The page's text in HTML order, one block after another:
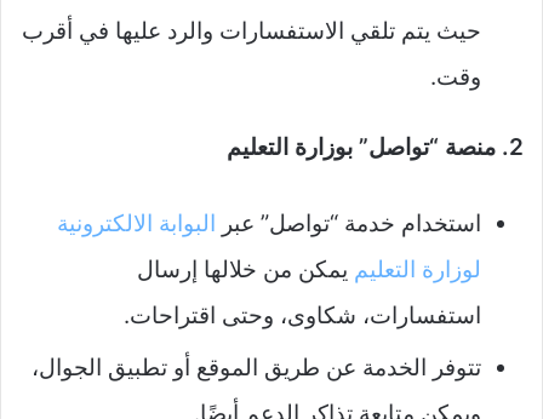
حيث يتم تلقي الاستفسارات والرد عليها في أقرب
وقت.
2. منصة “تواصل” بوزارة التعليم
استخدام خدمة “تواصل” عبر البوابة الالكترونية
لوزارة التعليم يمكن من خلالها إرسال
استفسارات، شكاوى، وحتى اقتراحات.
تتوفر الخدمة عن طريق الموقع أو تطبيق الجوال،
ويمكن متابعة تذاكر الدعم أيضًا.